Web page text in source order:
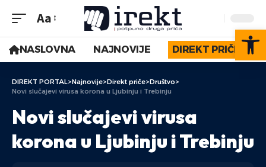
Aa
NASLOVNA NAJNOVIJE DIREKT PRIČE
DIREKT PORTAL>Najnovije>Direkt priče>Društvo>
Novi slučajevi virusa korona u Ljubinju i Trebinju
Novi slučajevi virusa
korona u Ljubinju i Trebinju